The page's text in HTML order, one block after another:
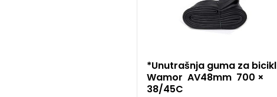
*Unutrašnja guma za bicikl
Wamor AV48mm 700 ×
38/45C